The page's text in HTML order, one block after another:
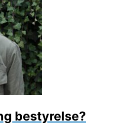
bestyrelse?